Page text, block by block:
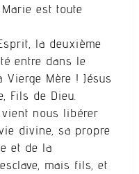
est toute
la deuxième
entre dans le
Mère ! Jésus
Fils de Dieu.
vient nous libérer
divine, sa propre
et de la
mais fils, et